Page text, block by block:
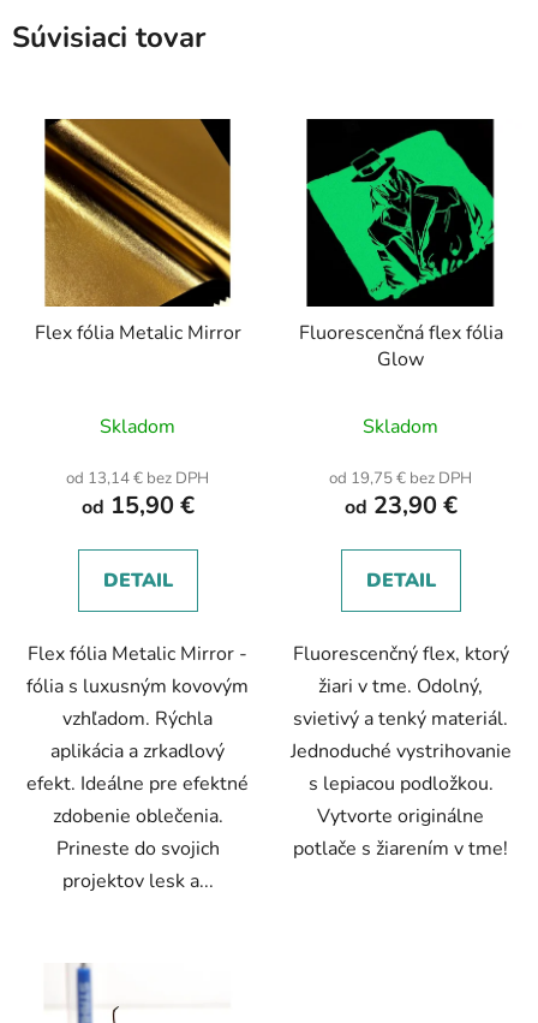
Súvisiaci tovar
Flex fólia Metalic Mirror
Skladom
od 13,14 € bez DPH
od 15,90 €
DETAIL
Flex fólia Metalic Mirror -
fólia s luxusným kovovým
vzhľadom. Rýchla
aplikácia a zrkadlový
efekt. Ideálne pre efektné
zdobenie oblečenia.
Prineste do svojich
projektov lesk a...
Fluorescenčná flex fólia
Glow
Skladom
od 19,75 € bez DPH
od 23,90 €
DETAIL
Fluorescenčný flex, ktorý
žiari v tme. Odolný,
svietivý a tenký materiál.
Jednoduché vystrihovanie
s lepiacou podložkou.
Vytvorte originálne
potlače s žiarením v tme!